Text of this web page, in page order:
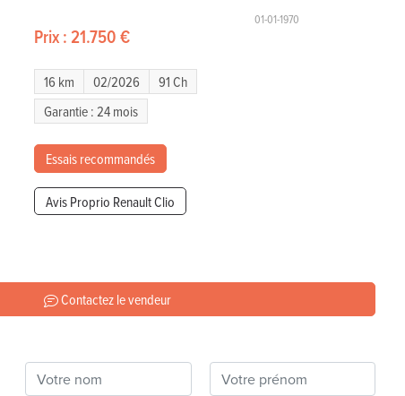
01-01-1970
Prix : 21.750 €
16 km 02/2026
91 Ch
Garantie : 24 mois
Essais recommandés
Avis Proprio Renault Clio
Contactez le vendeur